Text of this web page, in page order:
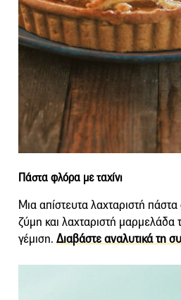
Πάστα φλόρα με ταχίνι
Μια απίστευτα λαχταριστή
ζύμη και λαχταριστή μαρμελάδα
γέμιση. Διαβάστε αναλυτικά τη